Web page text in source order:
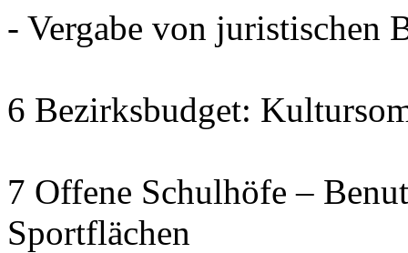
- Vergabe von juristischen
6 Bezirksbudget:
7 Offene Schulhöfe –
Sportflächen